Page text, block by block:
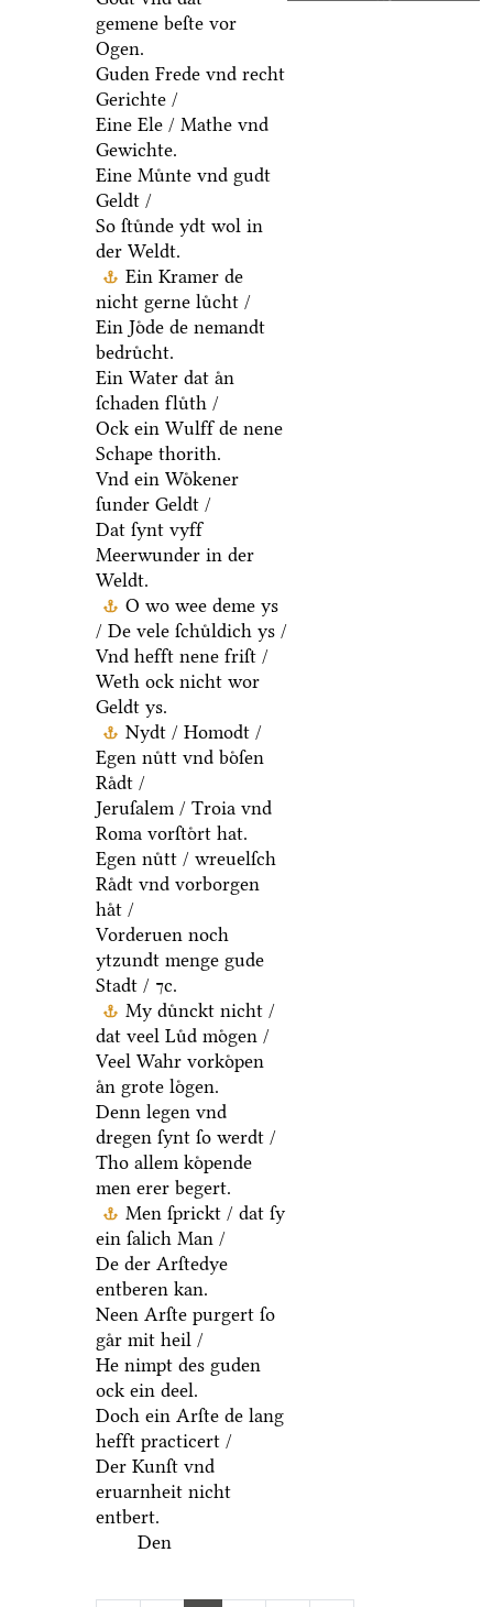
gemene beſte vor
Ogen.
Guden Frede vnd recht
Gerichte /
Eine Ele / Mathe vnd
Gewichte.
Eine Muͤnte vnd gudt
Geldt /
So ſtuͤnde ydt wol in
der Weldt.
Ein Kramer de
nicht gerne luͤcht /
Ein Joͤde de nemandt
bedruͤcht.
Ein Water dat aͤn
ſchaden fluͤth /
Ock ein Wulff de nene
Schape thorith.
Vnd ein Woͤkener
ſunder Geldt /
Dat ſynt vyff
Meerwunder in der
Weldt.
O wo wee deme ys
/ De vele ſchuͤldich ys /
Vnd hefft nene friſt /
Weth ock nicht wor
Geldt ys.
Nydt / Homodt /
Egen nuͤtt vnd boͤſen
Raͤdt /
Jeruſalem / Troia vnd
Roma vorſtoͤrt hat.
Egen nuͤtt / wreuelſch
Raͤdt vnd vorborgen
haͤt /
Vorderuen noch
ytzundt menge gude
Stadt / ⁊c.
My duͤnckt nicht /
dat veel Luͤd moͤgen /
Veel Wahr vorkoͤpen
aͤn grote loͤgen.
Denn legen vnd
dregen ſynt ſo werdt /
Tho allem koͤpende
men erer begert.
Men ſprickt / dat ſy
ein ſalich Man /
De der Arſtedye
entberen kan.
Neen Arſte purgert ſo
gaͤr mit heil /
He nimpt des guden
ock ein deel.
Doch ein Arſte de lang
hefft practicert /
Der Kunſt vnd
eruarnheit nicht
entbert.
Den